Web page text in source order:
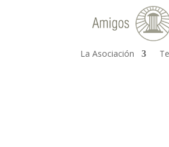
La Asociación